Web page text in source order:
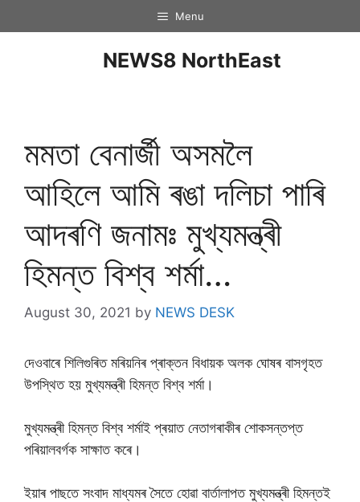
Menu
NEWS8 NorthEast
মমতা বেনাৰ্জী অসমলৈ
আহিলে আমি ৰঙা দলিচা পাৰি
আদৰণি জনামঃ মুখ্যমন্ত্ৰী
হিমন্ত বিশ্ব শৰ্মা…
August 30, 2021 by NEWS DESK
দেওবাৰে শিলিগুৰিত মৰিয়নিৰ প্ৰাক্তন বিধায়ক অলক ঘোষৰ বাসগৃহত
উপস্থিত হয় মুখ্যমন্ত্ৰী হিমন্ত বিশ্ব শৰ্মা।
মুখ্যমন্ত্ৰী হিমন্ত বিশ্ব শৰ্মাই প্ৰয়াত নেতাগৰাকীৰ শোকসন্তপ্ত
পৰিয়ালবর্গক সাক্ষাত কৰে।
ইয়াৰ পাছতে সংবাদ মাধ্যমৰ সৈতে হোৱা বার্তালাপত মুখ্যমন্ত্ৰী হিমন্তই